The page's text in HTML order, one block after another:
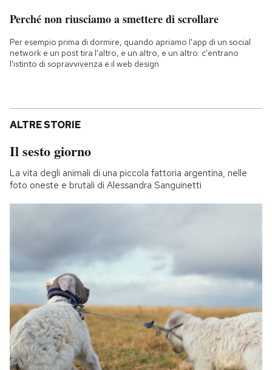
Perché non riusciamo a smettere di scrollare
Per esempio prima di dormire, quando apriamo l'app di un social
network e un post tira l'altro, e un altro, e un altro: c'entrano
l'istinto di sopravvivenza e il web design
ALTRE STORIE
Il sesto giorno
La vita degli animali di una piccola fattoria argentina, nelle
foto oneste e brutali di Alessandra Sanguinetti